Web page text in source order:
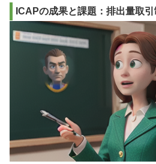
ICAPの成果と課題：排出量取